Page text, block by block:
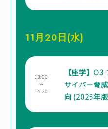
11月20日(水)
13:00
～
14:30
【座学】
サイバー脅
向 (2025年